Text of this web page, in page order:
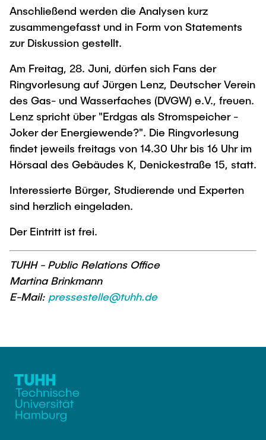
Anschließend werden die Analysen kurz
zusammengefasst und in Form von Statements
zur Diskussion gestellt.
Am Freitag, 28. Juni, dürfen sich Fans der
Ringvorlesung auf Jürgen Lenz, Deutscher Verein
des Gas- und Wasserfaches (DVGW) e.V., freuen.
Lenz spricht über "Erdgas als Stromspeicher -
Joker der Energiewende?". Die Ringvorlesung
findet jeweils freitags von 14.30 Uhr bis 16 Uhr im
Hörsaal des Gebäudes K, Denickestraße 15, statt.
Interessierte Bürger, Studierende und Experten
sind herzlich eingeladen.
Der Eintritt ist frei.
TUHH - Public Relations Office
Martina Brinkmann
E-Mail: pressestelle@tuhh.de